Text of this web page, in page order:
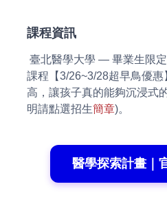
課程資訊
臺北醫學大學 — 畢業生限
課程【3/26~3/28超早鳥優
高，讓孩子真的能夠沉浸式
明請點選招生簡章)。
醫學探索計畫｜